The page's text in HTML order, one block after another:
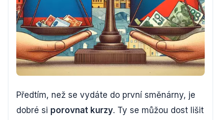
Předtím, než se vydáte do první směnárny, je
dobré si porovnat kurzy. Ty se můžou dost lišit